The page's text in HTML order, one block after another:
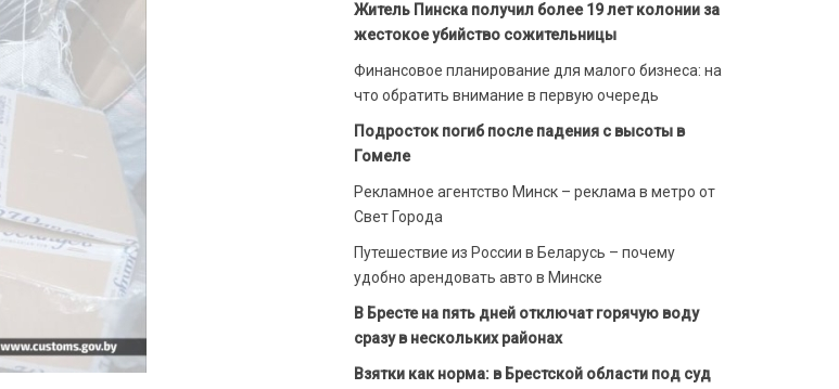
Житель Пинска получил более 19 лет колонии за
жестокое убийство сожительницы
Финансовое планирование для малого бизнеса: на
что обратить внимание в первую очередь
Подросток погиб после падения с высоты в
Гомеле
Рекламное агентство Минск – реклама в метро от
Свет Города
Путешествие из России в Беларусь – почему
удобно арендовать авто в Минске
В Бресте на пять дней отключат горячую воду
сразу в нескольких районах
Взятки как норма: в Брестской области под суд